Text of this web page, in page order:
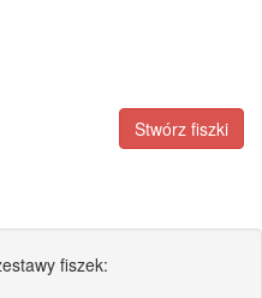
Stwórz fiszki
fiszek: